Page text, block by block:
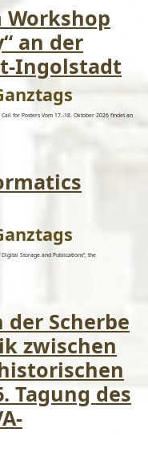
Workshop
an der
Ingolstadt
for Posters Vom 17.-18. Oktober 2026 findet an
Storage and Publications”, the
der Scherbe
zwischen
Tagung des